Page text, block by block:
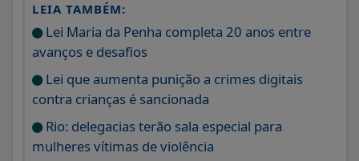
LEIA TAMBÉM:
Lei Maria da Penha completa 20 anos entre
avanços e desafios
Lei que aumenta punição a crimes digitais
contra crianças é sancionada
Rio: delegacias terão sala especial para
mulheres vítimas de violência